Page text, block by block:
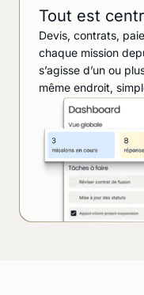
Tout est
Devis, contrats,
chaque mission
s’agisse d’un ou
même endroit,